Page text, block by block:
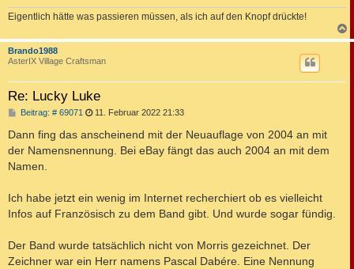
Eigentlich hätte was passieren müssen, als ich auf den Knopf drückte!
a
Brando1988
AsterIX Village Craftsman
Re: Lucky Luke
Beitrag: # 69071 B
i
r
11. Februar 2022 21:33
Dann fing das anscheinend mit der Neuauflage von 2004 an mit
der Namensnennung. Bei eBay fängt das auch 2004 an mit dem
Namen.
Ich habe jetzt ein wenig im Internet recherchiert ob es vielleicht
Infos auf Französisch zu dem Band gibt. Und wurde sogar fündig.
Der Band wurde tatsächlich nicht von Morris gezeichnet. Der
Zeichner war ein Herr namens Pascal Dabére. Eine Nennung